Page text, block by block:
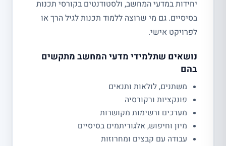
יחידות במדעי המחשב, ולסטודנטים בקורסי תכנות
בסיסיים. גם מי שרוצה ללמוד תכנות לגיל הרך או
לפרויקט אישי.
נושאים שתלמידי מדעי המחשב מתקשים
בהם
משתנים, לולאות ותנאים
פונקציות ורקורסיה
מערכים ורשימות מקושרות
מיון וחיפוש, אלגוריתמים בסיסיים
עבודה עם קבצים ומחרוזות